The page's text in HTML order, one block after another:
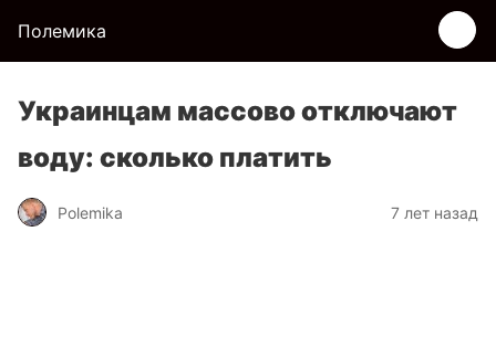
Полемика
Украинцам массово отключают
воду: сколько платить
Polemika 7 лет назад